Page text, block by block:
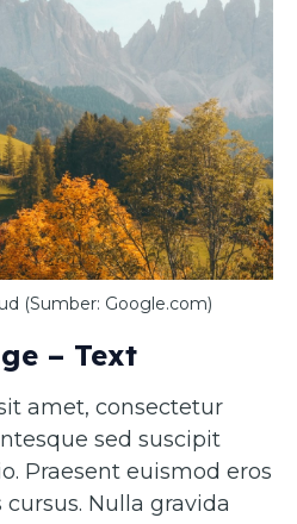
(Sumber: Google.com)
– Text
amet, consectetur
sed suscipit
Praesent euismod eros
Nulla gravida